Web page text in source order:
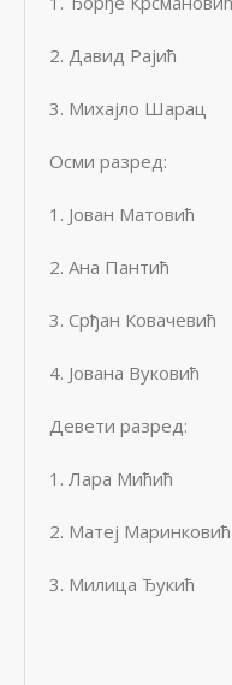
2. Давид Рајић
3. Михајло Шарац
Осми разред:
1. Јован Матовић
2. Ана Пантић
3. Срђан Ковачевић
4. Јована Вуковић
Девети разред:
1. Лара Мићић
2. Матеј Маринковић
3. Милица Ђукић